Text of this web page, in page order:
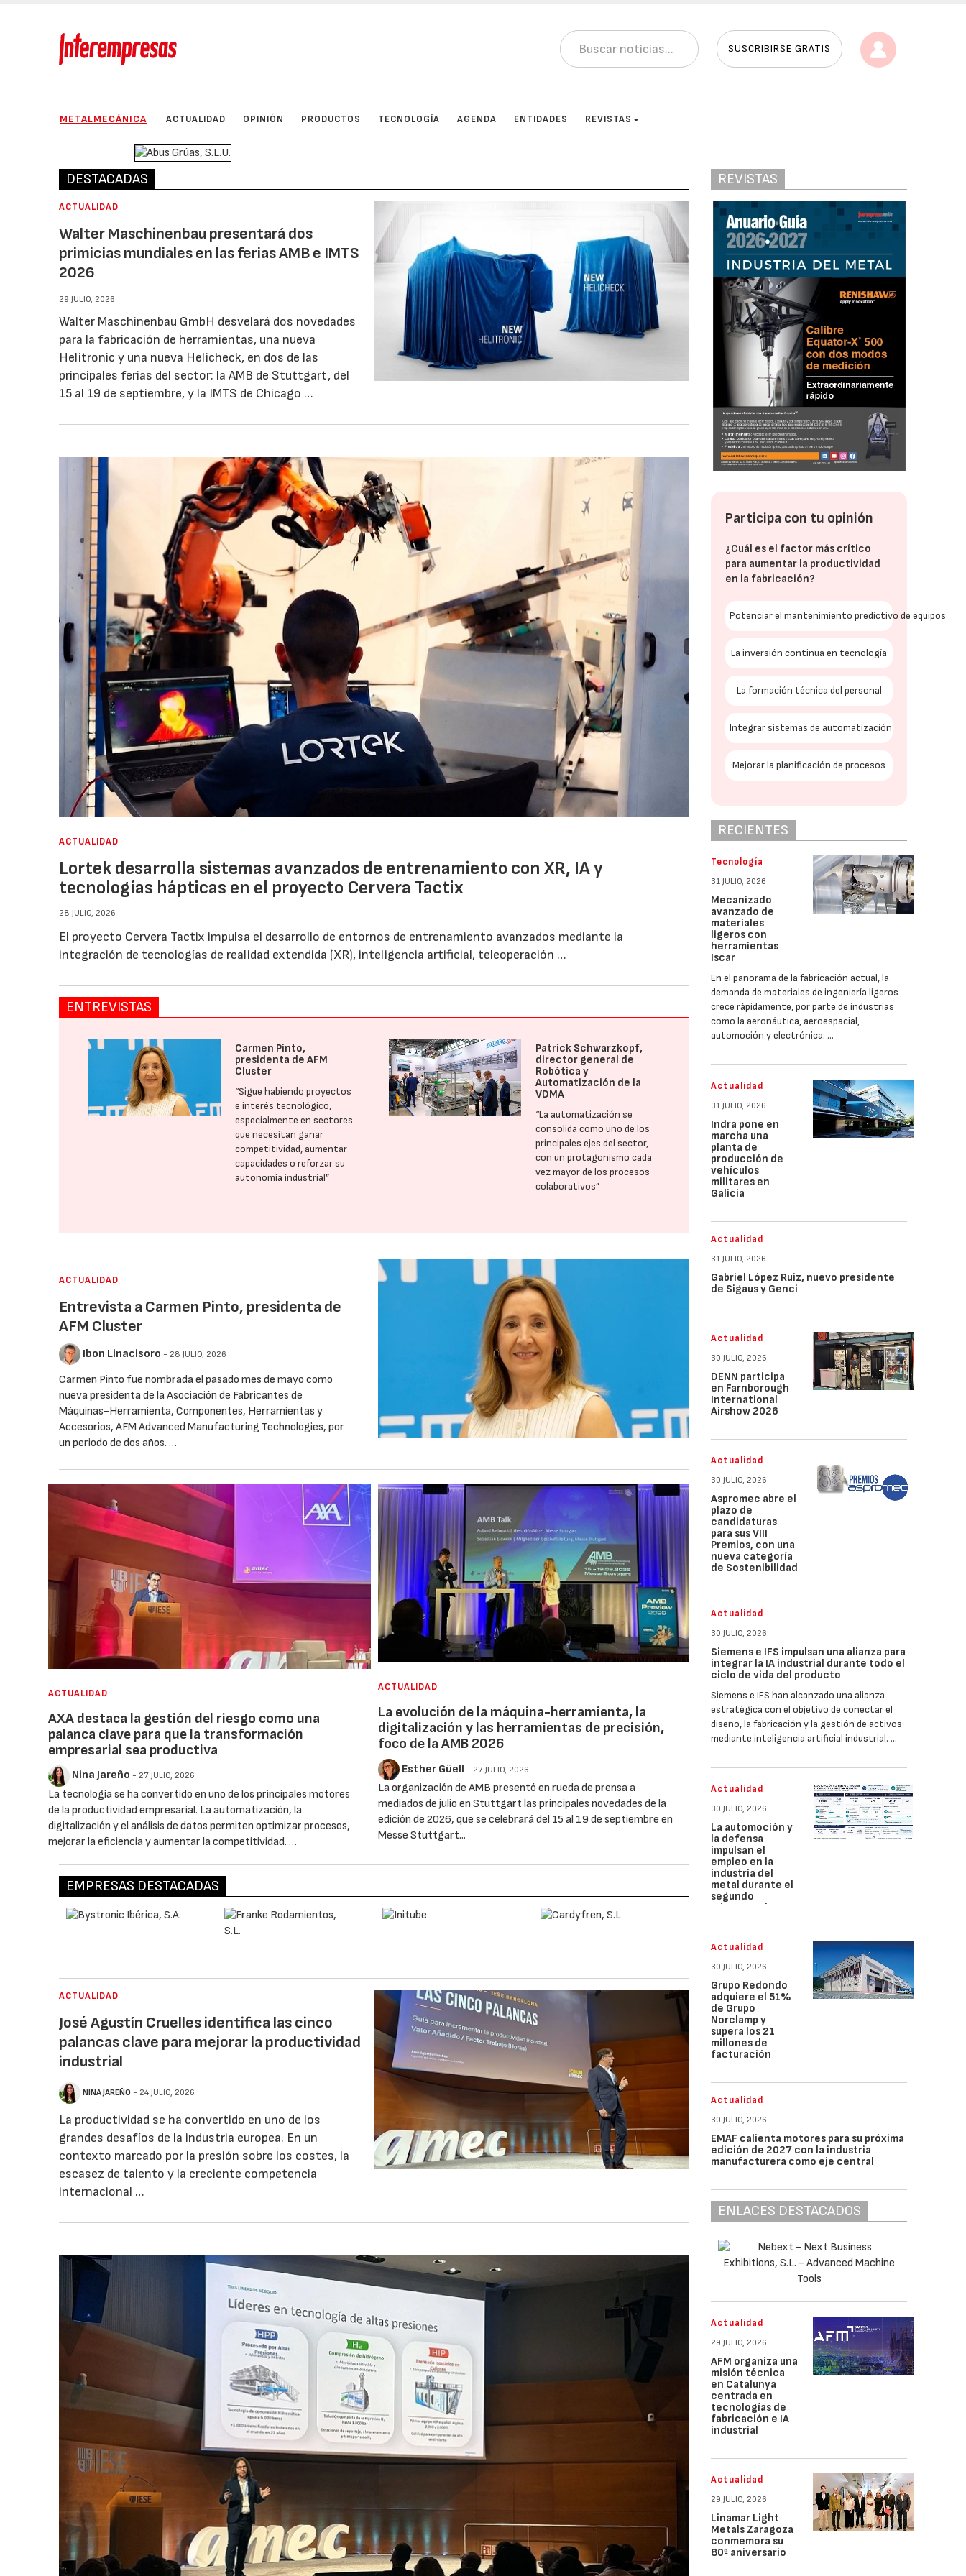
SUSCRIBIRSE GRATIS
METALMECÁNICA ACTUALIDAD OPINIÓN PRODUCTOS TECNOLOGÍA AGENDA ENTIDADES REVISTAS
DESTACADAS
ACTUALIDAD
Walter Maschinenbau presentará dos
primicias mundiales en las ferias AMB e IMTS
2026
29 JULIO, 2026
Walter Maschinenbau GmbH desvelará dos novedades
para la fabricación de herramientas, una nueva
Helitronic y una nueva Helicheck, en dos de las
principales ferias del sector: la AMB de Stuttgart, del
15 al 19 de septiembre, y la IMTS de Chicago …
ACTUALIDAD
Lortek desarrolla sistemas avanzados de entrenamiento con XR, IA y
tecnologías hápticas en el proyecto Cervera Tactix
28 JULIO, 2026
El proyecto Cervera Tactix impulsa el desarrollo de entornos de entrenamiento avanzados mediante la
integración de tecnologías de realidad extendida (XR), inteligencia artificial, teleoperación …
ENTREVISTAS
Carmen Pinto,
presidenta de AFM
Cluster
“Sigue habiendo proyectos
e interés tecnológico,
especialmente en sectores
que necesitan ganar
competitividad, aumentar
capacidades o reforzar su
autonomía industrial”
Patrick Schwarzkopf,
director general de
Robótica y
Automatización de la
VDMA
“La automatización se
consolida como uno de los
principales ejes del sector,
con un protagonismo cada
vez mayor de los procesos
colaborativos”
ACTUALIDAD
Entrevista a Carmen Pinto, presidenta de
AFM Cluster
Ibon Linacisoro - 28 JULIO, 2026
Carmen Pinto fue nombrada el pasado mes de mayo como
nueva presidenta de la Asociación de Fabricantes de
Máquinas-Herramienta, Componentes, Herramientas y
Accesorios, AFM Advanced Manufacturing Technologies, por
un periodo de dos años. …
ACTUALIDAD
AXA destaca la gestión del riesgo como una
palanca clave para que la transformación
empresarial sea productiva
Nina Jareño - 27 JULIO, 2026
La tecnología se ha convertido en uno de los principales motores
de la productividad empresarial. La automatización, la
digitalización y el análisis de datos permiten optimizar procesos,
mejorar la eficiencia y aumentar la competitividad. …
ACTUALIDAD
La evolución de la máquina-herramienta, la
digitalización y las herramientas de precisión,
foco de la AMB 2026
Esther Güell - 27 JULIO, 2026
La organización de AMB presentó en rueda de prensa a
mediados de julio en Stuttgart las principales novedades de la
edición de 2026, que se celebrará del 15 al 19 de septiembre en
Messe Stuttgart...
EMPRESAS DESTACADAS
ACTUALIDAD
José Agustín Cruelles identifica las cinco
palancas clave para mejorar la productividad
industrial
NINA JAREÑO - 24 JULIO, 2026
La productividad se ha convertido en uno de los
grandes desafíos de la industria europea. En un
contexto marcado por la presión sobre los costes, la
escasez de talento y la creciente competencia
internacional …
REVISTAS
Participa con tu opinión
¿Cuál es el factor más crítico
para aumentar la productividad
en la fabricación?
Potenciar el mantenimiento predictivo de equipos
La inversión continua en tecnología
La formación técnica del personal
Integrar sistemas de automatización
Mejorar la planificación de procesos
RECIENTES
Tecnología
31 JULIO, 2026
Mecanizado
avanzado de
materiales
ligeros con
herramientas
Iscar
En el panorama de la fabricación actual, la
demanda de materiales de ingeniería ligeros
crece rápidamente, por parte de industrias
como la aeronáutica, aeroespacial,
automoción y electrónica. …
Actualidad
31 JULIO, 2026
Indra pone en
marcha una
planta de
producción de
vehículos
militares en
Galicia
Actualidad
31 JULIO, 2026
Gabriel López Ruiz, nuevo presidente
de Sigaus y Genci
Actualidad
30 JULIO, 2026
DENN participa
en Farnborough
International
Airshow 2026
Actualidad
30 JULIO, 2026
Aspromec abre el
plazo de
candidaturas
para sus VIII
Premios, con una
nueva categoría
de Sostenibilidad
Actualidad
30 JULIO, 2026
Siemens e IFS impulsan una alianza para
integrar la IA industrial durante todo el
ciclo de vida del producto
Siemens e IFS han alcanzado una alianza
estratégica con el objetivo de conectar el
diseño, la fabricación y la gestión de activos
mediante inteligencia artificial industrial. …
Actualidad
30 JULIO, 2026
La automoción y
la defensa
impulsan el
empleo en la
industria del
metal durante el
segundo
trimestre de
Actualidad
30 JULIO, 2026
Grupo Redondo
adquiere el 51%
de Grupo
Norclamp y
supera los 21
millones de
facturación
Actualidad
30 JULIO, 2026
EMAF calienta motores para su próxima
edición de 2027 con la industria
manufacturera como eje central
ENLACES DESTACADOS
Actualidad
29 JULIO, 2026
AFM organiza una
misión técnica
en Catalunya
centrada en
tecnologías de
fabricación e IA
industrial
Actualidad
29 JULIO, 2026
Linamar Light
Metals Zaragoza
conmemora su
80º aniversario